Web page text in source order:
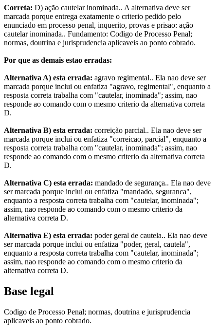
Correta: D) ação cautelar inominada.. A alternativa deve ser
marcada porque entrega exatamente o criterio pedido pelo
enunciado em processo penal, inquerito, provas e prisao: ação
cautelar inominada.. Fundamento: Codigo de Processo Penal;
normas, doutrina e jurisprudencia aplicaveis ao ponto cobrado.
Por que as demais estao erradas:
Alternativa A) esta errada: agravo regimental.. Ela nao deve ser
marcada porque inclui ou enfatiza "agravo, regimental", enquanto a
resposta correta trabalha com "cautelar, inominada"; assim, nao
responde ao comando com o mesmo criterio da alternativa correta
D.
Alternativa B) esta errada: correição parcial.. Ela nao deve ser
marcada porque inclui ou enfatiza "correicao, parcial", enquanto a
resposta correta trabalha com "cautelar, inominada"; assim, nao
responde ao comando com o mesmo criterio da alternativa correta
D.
Alternativa C) esta errada: mandado de segurança.. Ela nao deve
ser marcada porque inclui ou enfatiza "mandado, seguranca",
enquanto a resposta correta trabalha com "cautelar, inominada";
assim, nao responde ao comando com o mesmo criterio da
alternativa correta D.
Alternativa E) esta errada: poder geral de cautela.. Ela nao deve
ser marcada porque inclui ou enfatiza "poder, geral, cautela",
enquanto a resposta correta trabalha com "cautelar, inominada";
assim, nao responde ao comando com o mesmo criterio da
alternativa correta D.
Base legal
Codigo de Processo Penal; normas, doutrina e jurisprudencia
aplicaveis ao ponto cobrado.